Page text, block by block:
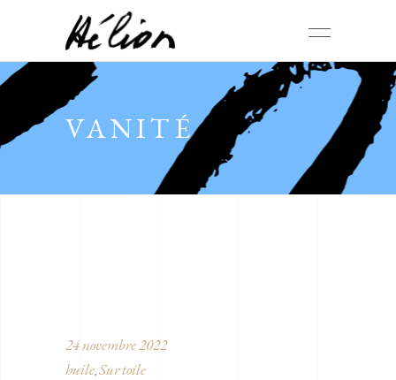
VANITÉ
24 novembre 2022
huile, Sur toile